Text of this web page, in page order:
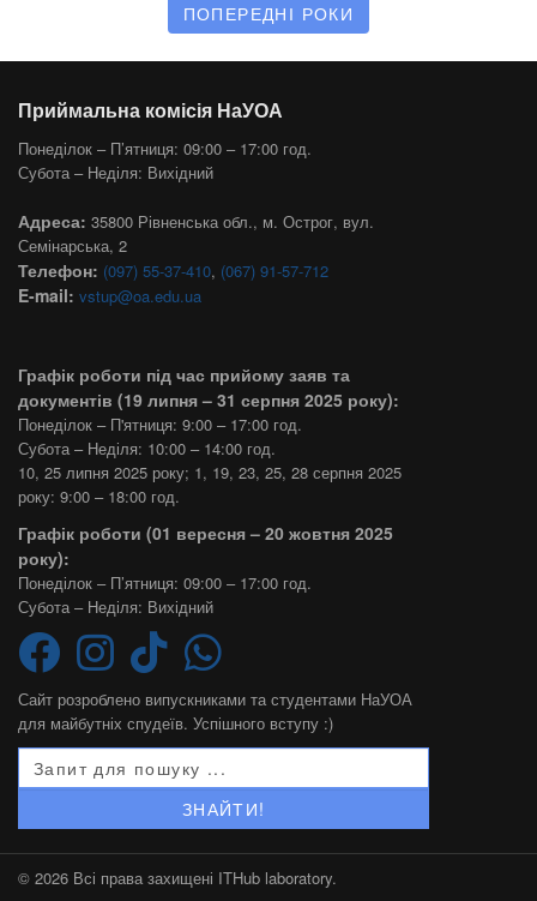
ПОПЕРЕДНІ РОКИ
Приймальна комісія НаУОА
Понеділок – П’ятниця: 09:00 – 17:00 год.
Субота – Неділя: Вихідний
Адреса: 35800 Рівненська обл., м. Острог, вул.
Семінарська, 2
Телефон: (097) 55-37-410, (067) 91-57-712
E-mail: vstup@oa.edu.ua
Графік роботи під час прийому заяв та
документів (19 липня – 31 серпня 2025 року):
Понеділок – П'ятниця: 9:00 – 17:00 год.
Субота – Неділя: 10:00 – 14:00 год.
10, 25 липня 2025 року; 1, 19, 23, 25, 28 серпня 2025
року: 9:00 – 18:00 год.
Графік роботи (01 вересня – 20 жовтня 2025
року):
Понеділок – П’ятниця: 09:00 – 17:00 год.
Субота – Неділя: Вихідний
Сайт розроблено випускниками та студентами НаУОА
для майбутніх спудеїв. Успішного вступу :)
© 2026 Всі права захищені ITHub laboratory.